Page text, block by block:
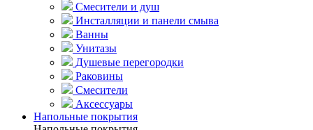
Смесители и душ
Инсталляции и панели смыва
Ванны
Унитазы
Душевые перегородки
Раковины
Смесители
Аксессуары
Напольные покрытия